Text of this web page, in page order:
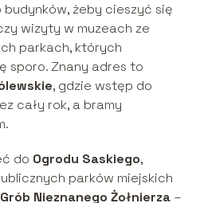
żeby cieszyć się
wizyty w muzeach ze
parkach, których
sporo. Znany adres to
, gdzie wstęp do
cały rok, a bramy
do Ogrodu Saskiego,
parków miejskich
Grób Nieznanego Żołnierza–